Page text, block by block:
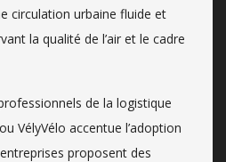
circulation urbaine fluide et
la qualité de l’air et le cadre
de la logistique
VélyVélo accentue l’adoption
proposent des